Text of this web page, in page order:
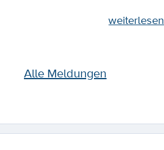
weiterlesen
Alle Meldungen